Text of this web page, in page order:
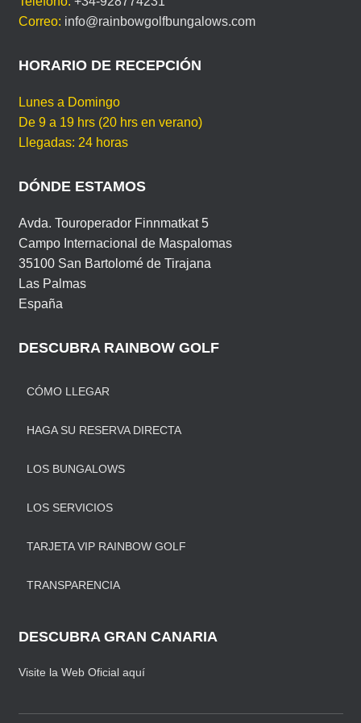
b
o
k
st A
p
Correo: info@rainbowgolfbungalows.com
HORARIO DE RECEPCIÓN
Lunes a Domingo
De 9 a 19 hrs (20 hrs en verano)
Llegadas: 24 horas
DÓNDE ESTAMOS
Avda. Touroperador Finnmatkat 5
Campo Internacional de Maspalomas
35100 San Bartolomé de Tirajana
Las Palmas
España
DESCUBRA RAINBOW GOLF
CÓMO LLEGAR
HAGA SU RESERVA DIRECTA
LOS BUNGALOWS
LOS SERVICIOS
TARJETA VIP RAINBOW GOLF
TRANSPARENCIA
DESCUBRA GRAN CANARIA
Visite la Web Oficial aquí